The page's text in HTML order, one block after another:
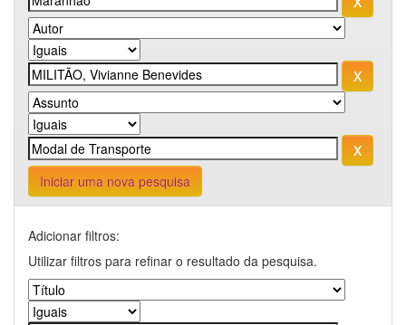
Iniciar uma nova pesquisa
Adicionar filtros:
Utilizar filtros para refinar o resultado da pesquisa.